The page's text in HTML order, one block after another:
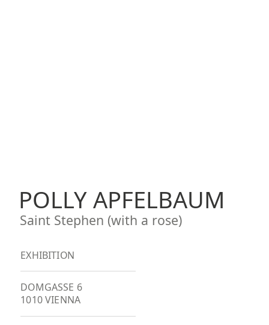
POLLY APFELBAUM
Saint Stephen (with a rose)
EXHIBITION
DOMGASSE 6
1010 VIENNA